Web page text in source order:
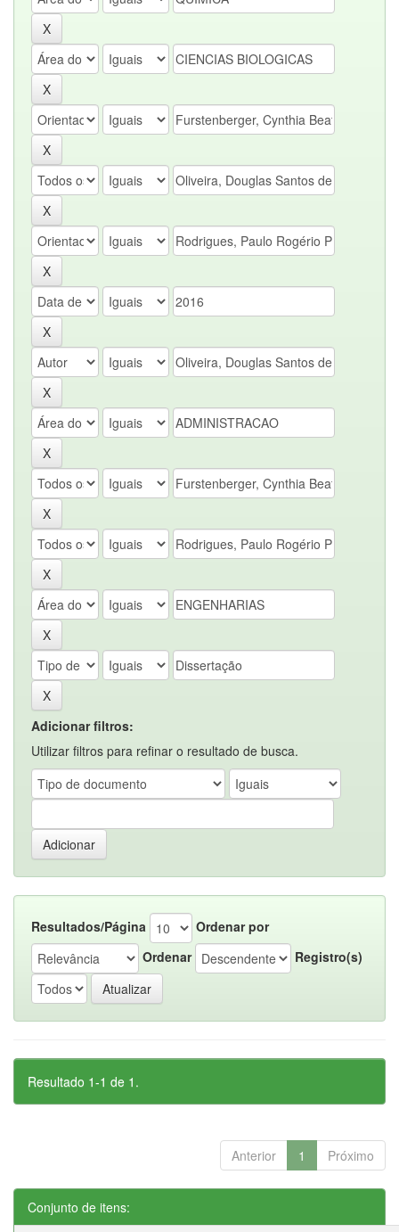
Adicionar filtros:
Utilizar filtros para refinar o resultado de busca.
Resultados/Página
Ordenar por
Ordenar
Registro(s)
Resultado 1-1 de 1.
Anterior 1 Próximo
Conjunto de itens: